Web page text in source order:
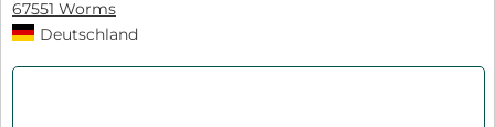
67551 Worms
Deutschland